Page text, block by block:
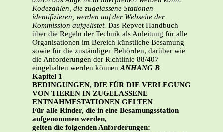
Kodezahlen, die zugelassene Stationen
identifizieren, werden auf der Webseite der
Kommission aufgelistet. Das Repvet Handbuch
über die Regeln der Technik als Anleitung für alle
Organisationen im Bereich künstliche Besamung
sowie für die zuständigen Behörden, darüber wie
die Anforderungen der Richtlinie 88/407
eingehalten werden könnenANHANG B
Kapitel 1
BEDINGUNGEN, DIE FÜR DIE VERLEGUNG
VON TIEREN IN ZUGELASSENE
ENTNAHMESTATIONEN GELTEN
Für alle Rinder, die in eine Besamungsstation
aufgenommen werden,
gelten die folgenden Anforderungen: